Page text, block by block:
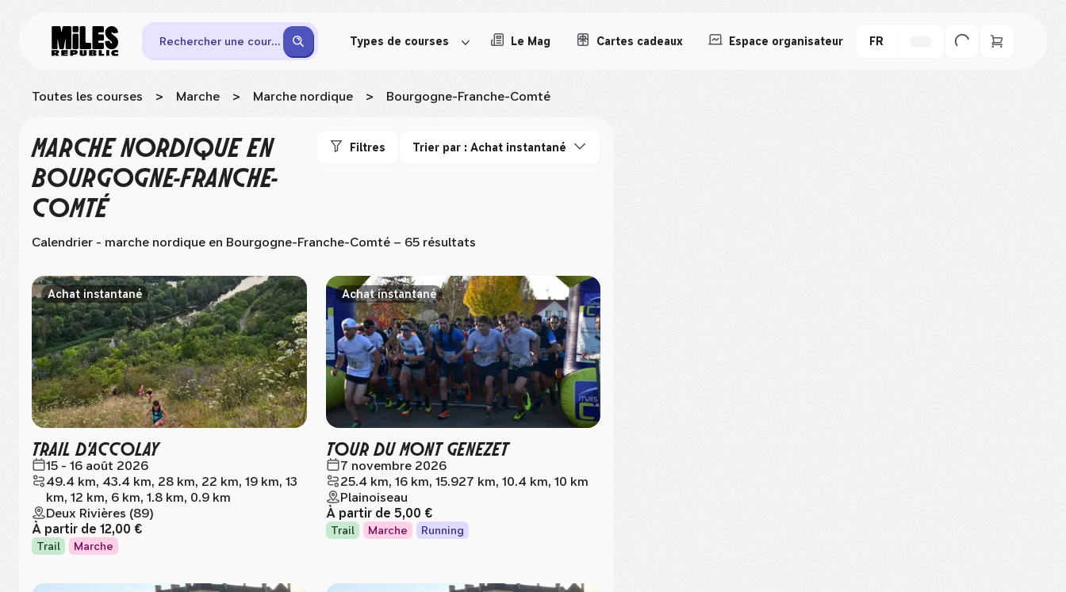
Rechercher une course Types de courses Le Mag Cartes cadeaux Espace organisateur FR
Toutes les courses > Marche > Marche nordique > Bourgogne-Franche-Comté
MARCHE NORDIQUEEN
BOURGOGNE-FRANCHE-
COMTÉ
Filtres Trier par : Achat instantané
Calendrier - marche nordique en Bourgogne-Franche-Comté – 65 résultats
Achat instantané
TRAIL D'ACCOLAY
15 - 16 août 2026
49.4 km, 43.4 km, 28 km, 22 km, 19 km, 13
km, 12 km, 6 km, 1.8 km, 0.9 km
Deux Rivières (89)
À partir de 12,00 €
Trail Marche
Achat instantané
TOUR DU MONT GENEZET
7 novembre 2026
25.4 km, 16 km, 15.927 km, 10.4 km, 10 km
Plainoiseau
À partir de 5,00 €
Trail Marche Running